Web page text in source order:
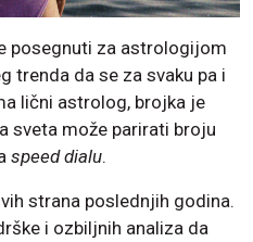
posegnuti za astrologijom
trenda da se za svaku pa i
lični astrolog, brojka je
sveta može parirati broju
speed dialu.
strana poslednjih godina.
i ozbiljnih analiza da